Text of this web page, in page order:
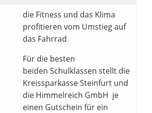
die Fitness und das Klima
profitieren vom Umstieg auf
das Fahrrad
Für die besten
beiden Schulklassen stellt die
Kreissparkasse Steinfurt und
die Himmelreich GmbH je
einen Gutschein für ein